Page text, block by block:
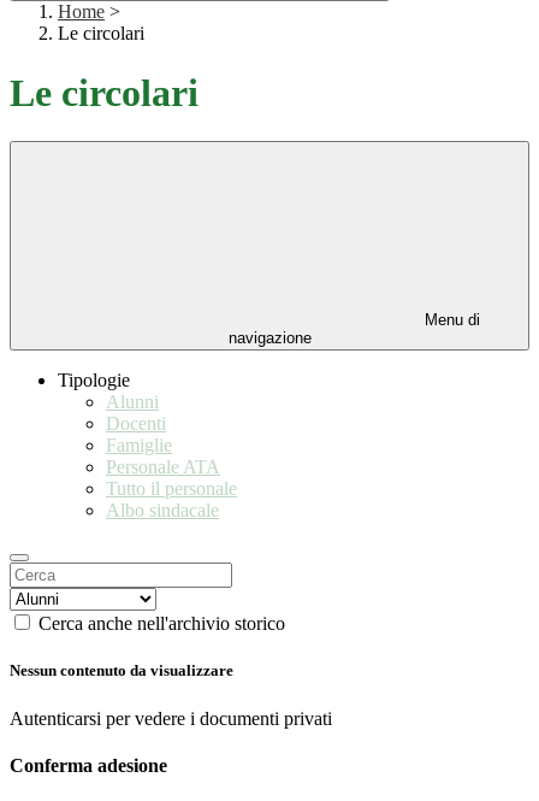
Home >
Le circolari
Le circolari
Menu di
navigazione
Tipologie
Alunni
Docenti
Famiglie
Personale ATA
Tutto il personale
Albo sindacale
Cerca anche nell'archivio storico
Nessun contenuto da visualizzare
Autenticarsi per vedere i documenti privati
Conferma adesione